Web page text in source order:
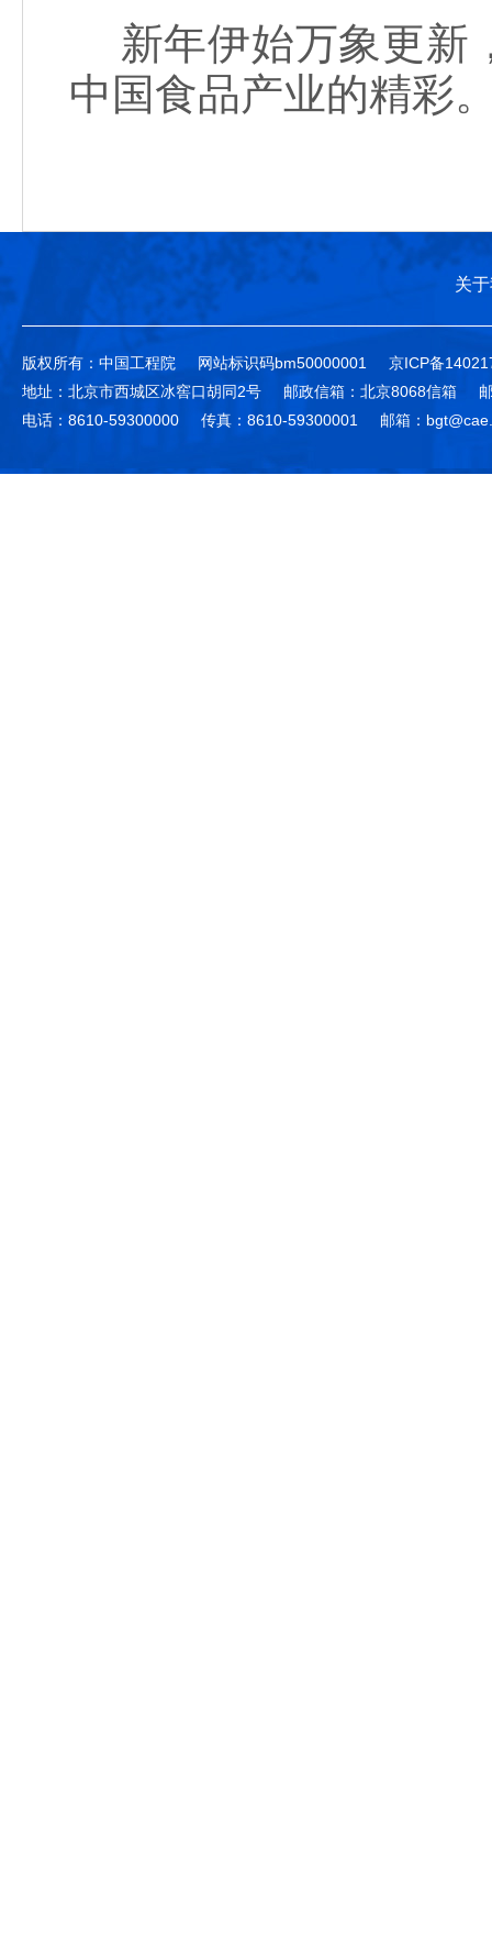
新年伊始万象更新
中国食品产业的精彩
关
版权所有：中国工程院 网站标识码bm50000001
京ICP备
地址：北京市西城区冰窖口胡同2号
邮政信箱：北京8068信箱
电话：8610-59300000
传真：8610-59300001 邮箱：